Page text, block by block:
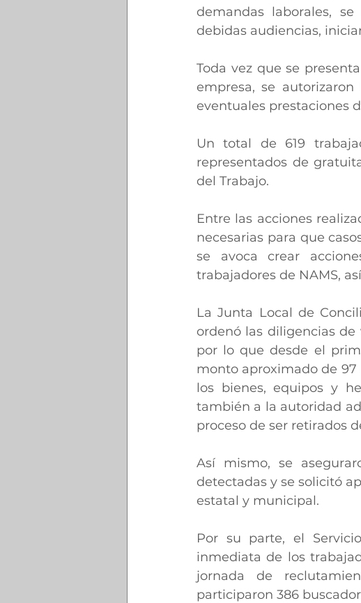
demandas laborales,
debidas audiencias,
Toda vez que se
empresa, se
eventuales prestaciones
Un total de 619
representados de
del Trabajo.
Entre las acciones
necesarias para que
se avoca crear
trabajadores de NAMS,
La Junta Local de
ordenó las diligencias
por lo que desde el
monto aproximado de 97
los bienes, equipos y
también a la autoridad
proceso de ser retirados
Así mismo, se
detectadas y se solicitó
estatal y municipal.
Por su parte, el
inmediata de los
jornada de
participaron 386